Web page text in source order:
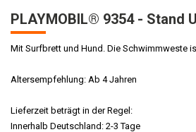
PLAYMOBIL® 9354 - Stand
Mit Surfbrett und Hund. Die Schwimmweste
Altersempfehlung: Ab 4 Jahren
Lieferzeit beträgt in der Regel:
Innerhalb Deutschland: 2-3 Tage